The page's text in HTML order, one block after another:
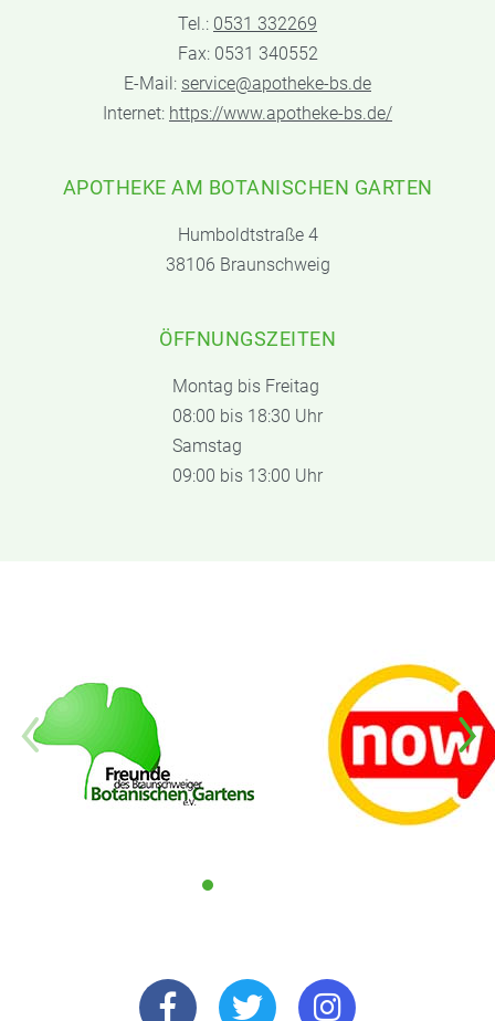
Tel.: 0531 332269
Fax: 0531 340552
E-Mail: service@apotheke-bs.de
Internet: https://www.apotheke-bs.de/
APOTHEKE AM BOTANISCHEN GARTEN
Humboldtstraße 4
38106 Braunschweig
ÖFFNUNGSZEITEN
Montag bis Freitag
08:00 bis 18:30 Uhr
Samstag
09:00 bis 13:00 Uhr